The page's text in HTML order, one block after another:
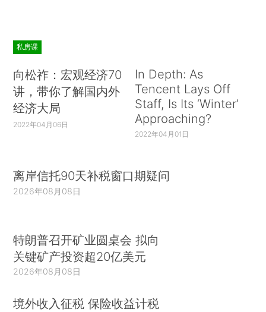
私房课
向松祚：宏观经济70
讲，带你了解国内外
经济大局
2022年04月06日
In Depth: As
Tencent Lays Off
Staff, Is Its ‘Winter’
Approaching?
2022年04月01日
离岸信托90天补税窗口期疑问
2026年08月08日
特朗普召开矿业圆桌会 拟向
关键矿产投资超20亿美元
2026年08月08日
境外收入征税 保险收益计税